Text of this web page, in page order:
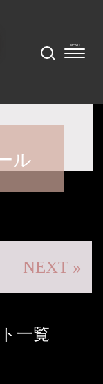
ル
NEXT »
一覧